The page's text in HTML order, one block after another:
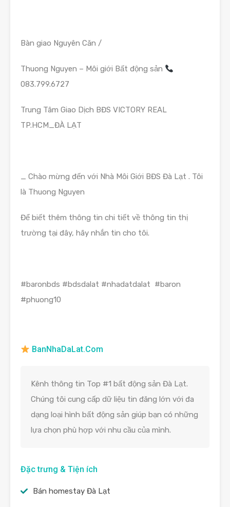
Bàn giao Nguyên Căn /
Thuong Nguyen – Môi giới Bất động sản
083.799.6727
Trung Tâm Giao Dịch BĐS VICTORY REAL
TP.HCM_ĐÀ LẠT
_ Chào mừng đến với Nhà Môi Giới BĐS Đà Lạt . Tôi
là Thuong Nguyen
Để biết thêm thông tin chi tiết về thông tin thị
trường tại đây, hãy nhắn tin cho tôi.
#baronbds #bdsdalat #nhadatdalat #baron
#phuong10
BanNhaDaLat.Com
Kênh thông tin Top #1 bất động sản Đà Lạt.
Chúng tôi cung cấp dữ liệu tin đăng lớn với đa
dạng loại hình bất động sản giúp bạn có những
lựa chọn phù hợp với nhu cầu của mình.
Đặc trưng & Tiện ích
Bán homestay Đà Lạt